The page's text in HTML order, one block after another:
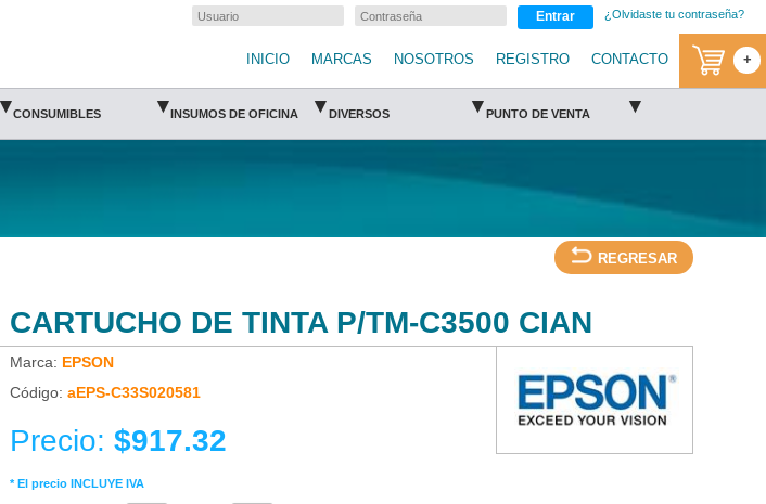
Entrar ¿Olvidaste tu contraseña?
INICIO MARCAS NOSOTROS REGISTRO CONTACTO +
▾ CONSUMIBLES ▾ INSUMOS DE OFICINA ▾ DIVERSOS ▾ PUNTO DE VENTA ▾
REGRESAR
CARTUCHO DE TINTA P/TM-C3500 CIAN
Marca: EPSON
Código: aEPS-C33S020581
Precio: $917.32
* El precio INCLUYE IVA